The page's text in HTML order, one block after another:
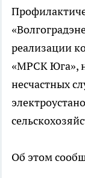
реализации
«МРСК Юга»,
несчастных
Об этом